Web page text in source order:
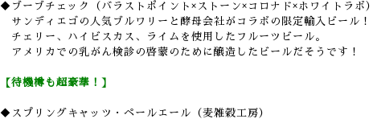
◆ブーブチェック（バラストポイント×ストーン×コロナド×ホワイトラボ）
サンディエゴの人気ブルワリーと酵母会社がコラボの限定輸入ビール！
チェリー、ハイビスカス、ライムを使用したフルーツビール。
アメリカでの乳がん検診の啓蒙のために醸造したビールだそうです！
【待機樽も超豪華！】
◆スプリングキャッツ・ペールエール（麦雑穀工房）